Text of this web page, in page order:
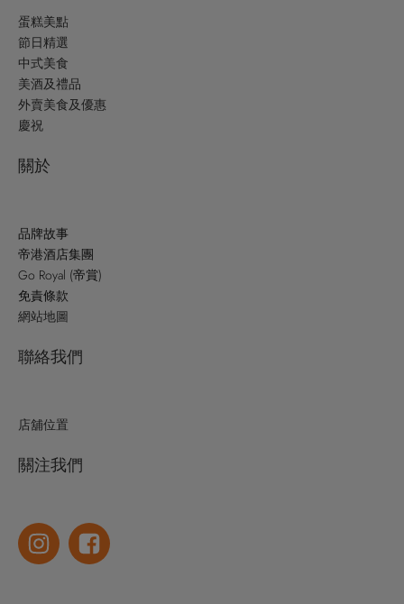
蛋糕美點
節日精選
中式美食
美酒及禮品
外賣美食及優惠
慶祝
關於
品牌故事
帝港酒店集團
Go Royal (帝賞)
免責條款
網站地圖
聯絡我們
店舖位置
關注我們